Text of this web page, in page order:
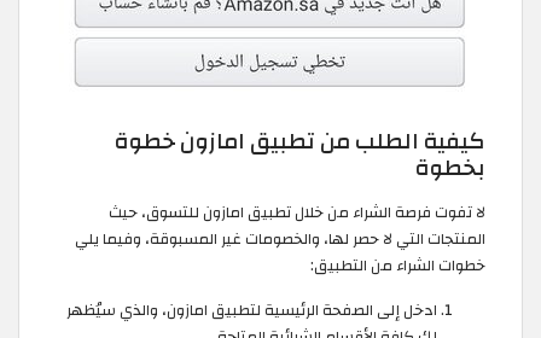
كيفية الطلب من تطبيق امازون خطوة
بخطوة
لا تفوت فرصة الشراء من خلال تطبيق امازون للتسوق، حيث
المنتجات التي لا حصر لها، والخصومات غير المسبوقة، وفيما يلي
خطوات الشراء من التطبيق:
ادخل إلى الصفحة الرئيسية لتطبيق امازون، والذي سيُظهر